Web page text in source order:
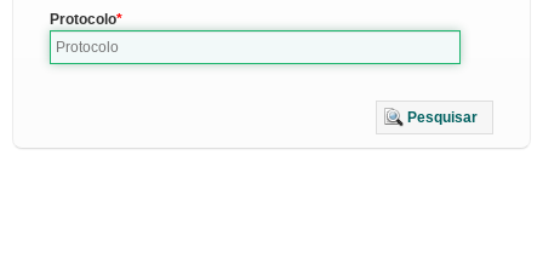
Protocolo
Pesquisar